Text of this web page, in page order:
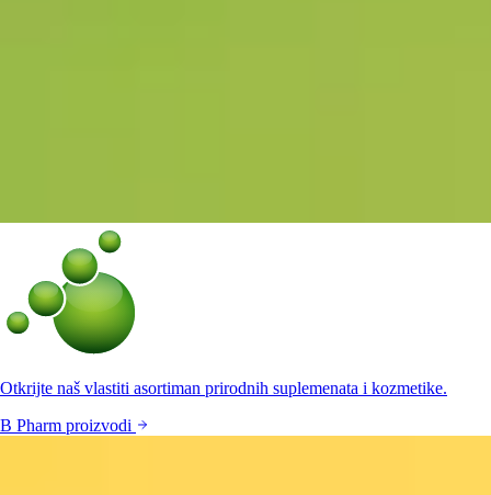
Otkrijte naš vlastiti asortiman prirodnih suplemenata i kozmetike.
B Pharm proizvodi